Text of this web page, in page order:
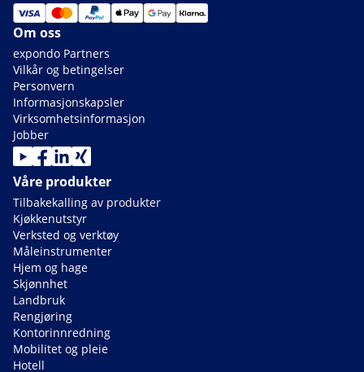
Om oss
expondo Partners
Vilkår og betingelser
Personvern
Informasjonskapsler
Virksomhetsinformasjon
Jobber
Våre produkter
Tilbakekalling av produkter
Kjøkkenutstyr
Verksted og verktøy
Måleinstrumenter
Hjem og hage
Skjønnhet
Landbruk
Rengjøring
Kontorinnredning
Mobilitet og pleie
Hotell